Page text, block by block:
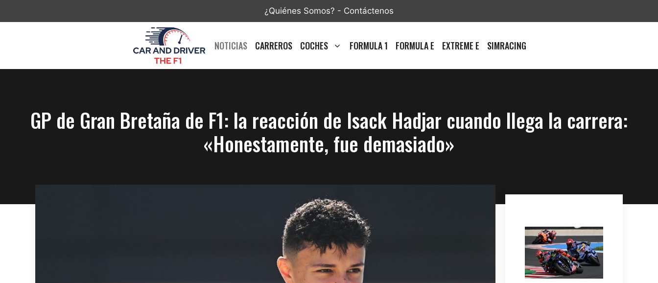
¿Quiénes Somos? - Contáctenos
NOTICIAS CARREROS COCHES FORMULA 1 FORMULA E EXTREME E SIMRACING
GP de Gran Bretaña de F1: la reacción de Isack Hadjar cuando llega la carrera:
«Honestamente, fue demasiado»